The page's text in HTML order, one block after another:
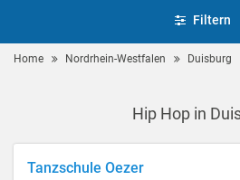
Filtern
Home Nordrhein-Westfalen Duisburg
Hip Hop in
Tanzschule Oezer